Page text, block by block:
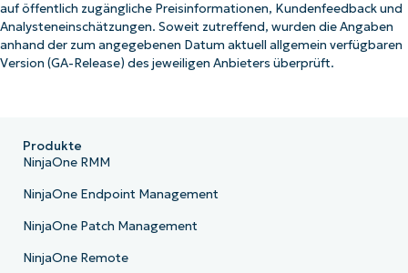
auf öffentlich zugängliche Preisinformationen, Kundenfeedback und
Analysteneinschätzungen. Soweit zutreffend, wurden die Angaben
anhand der zum angegebenen Datum aktuell allgemein verfügbaren
Version (GA-Release) des jeweiligen Anbieters überprüft.
Produkte
NinjaOne RMM
NinjaOne Endpoint Management
NinjaOne Patch Management
NinjaOne Remote